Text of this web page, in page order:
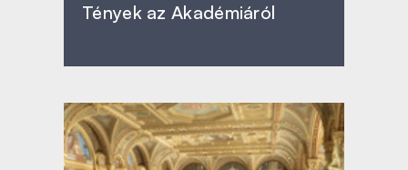
Tények az Akadémiáról